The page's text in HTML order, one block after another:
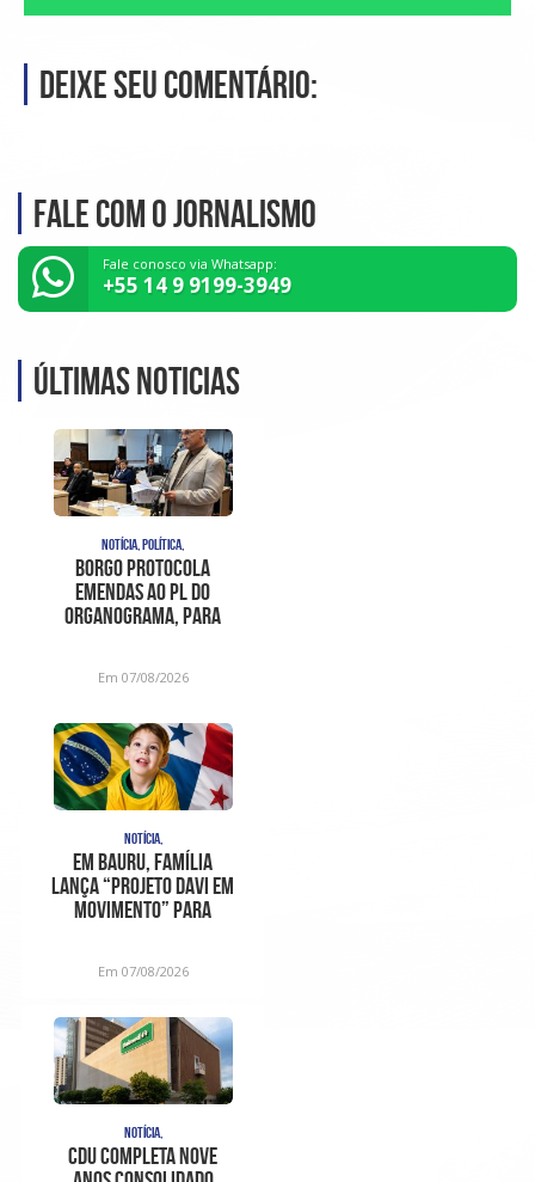
Deixe seu comentário:
Fale com o Jornalismo
Fale conosco via Whatsapp:
+55 14 9 9199-3949
Últimas noticias
NOTÍCIA, POLÍTICA,
Borgo protocola
emendas ao PL do
organograma, para
apont
Em 07/08/2026
NOTÍCIA,
Em Bauru, família
lança “Projeto Davi em
Movimento” para
Em 07/08/2026
NOTÍCIA,
CDU completa nove